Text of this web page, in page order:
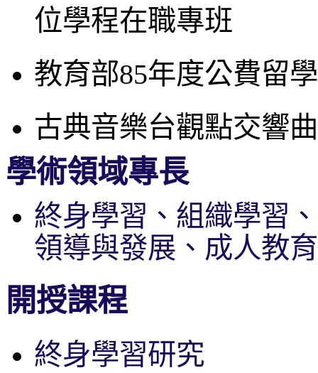
位學程在職專班
教育部85年度公費留
古典音樂台觀點交響
學術領域專長
終身學習、組織學習
領導與發展、成人教
開授課程
終身學習研究